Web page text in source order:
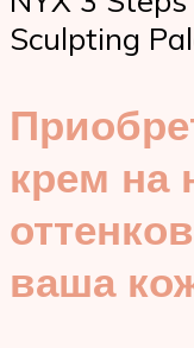
Sculpting
крем на
ваша